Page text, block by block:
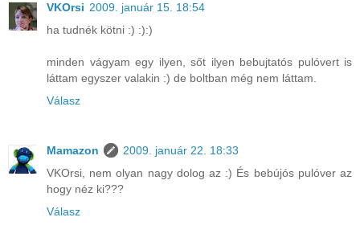
VKOrsi 2009. január 15. 18:54
ha tudnék kötni :) :):)
minden vágyam egy ilyen, sőt ilyen bebujtatós pulóvert is
láttam egyszer valakin :) de boltban még nem láttam.
Válasz
Mamazon
2009. január 22. 18:33
VKOrsi, nem olyan nagy dolog az :) És bebújós pulóver az
hogy néz ki???
Válasz